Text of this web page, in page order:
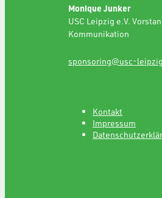
Monique Junker
USC Leipzig e.V.
Kommunikation
sponsoring@usc-
Kontakt
Impressum